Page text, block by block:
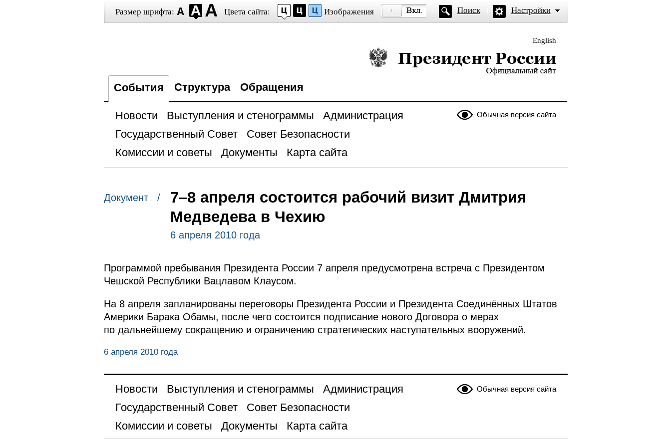
Размер шрифта: Цвета сайта: Изображения Поиск Настройки
English
Президент России — официальный сайт
События Структура Обращения
Обычная версия сайта
Новости Выступления и стенограммы
Администрация
Государственный Совет
Совет Безопасности
Комиссии и советы
Документы Карта сайта
Документ /
7–8 апреля состоится рабочий визит Дмитрия
Медведева в Чехию
6 апреля 2010 года
Программой пребывания Президента России 7 апреля предусмотрена встреча с Президентом
Чешской Республики Вацлавом Клаусом.
На 8 апреля запланированы переговоры Президента России и Президента Соединённых Штатов
Америки Барака Обамы, после чего состоится подписание нового Договора о мерах
по дальнейшему сокращению и ограничению стратегических наступательных вооружений.
6 апреля 2010 года
Обычная версия сайта
Новости Выступления и стенограммы
Администрация
Государственный Совет
Совет Безопасности
Комиссии и советы
Документы Карта сайта